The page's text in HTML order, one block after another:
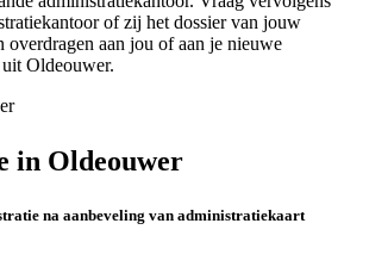
of zij het dossier van jouw
overdragen aan jou of aan je nieuwe
Oldeouwer.
in Oldeouwer
na aanbeveling van administratiekaart